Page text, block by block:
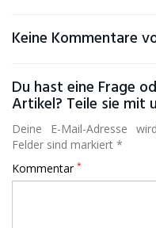
Keine Kommentare
Du hast eine Frage
Artikel? Teile sie mit
Deine E-Mail-Adresse
Felder sind markiert *
Kommentar *